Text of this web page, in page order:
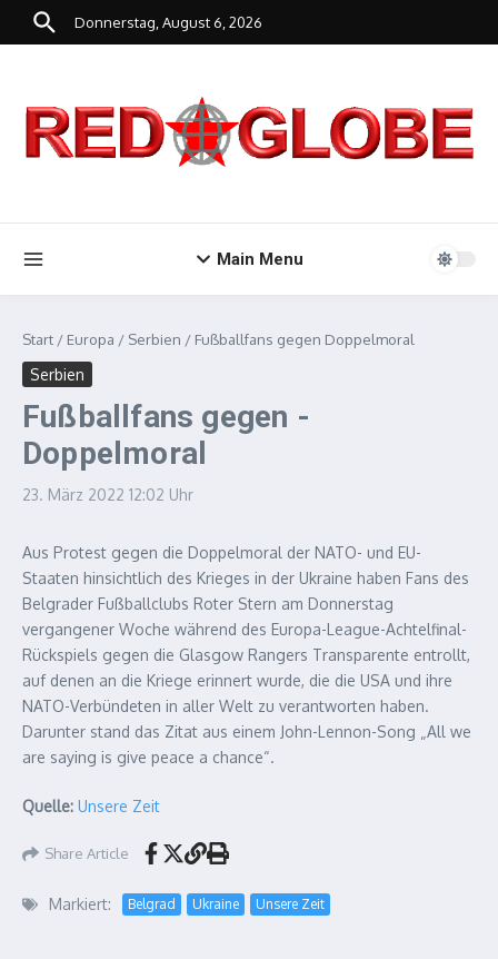
Zum Inhalt springen
Donnerstag, August 6, 2026
Main Menu
Start / Europa / Serbien / Fußballfans gegen ­Doppelmoral
Serbien
Fußballfans gegen ­
Doppelmoral
23. März 2022 12:02 Uhr
Aus Protest gegen die Doppelmoral der NATO- und EU-
Staaten hinsichtlich des Krieges in der Ukraine haben Fans des
Belgrader Fußballclubs Roter Stern am Donnerstag
vergangener Woche während des Europa-League-Achtelfinal-
Rückspiels gegen die Glasgow Rangers Transparente entrollt,
auf denen an die Kriege erinnert wurde, die die USA und ihre
NATO-Verbündeten in aller Welt zu verantworten haben.
Darunter stand das Zitat aus einem John-Lennon-Song „All we
are saying is give peace a chance“.
Quelle: Unsere Zeit
Share Article
Markiert: Belgrad Ukraine Unsere Zeit